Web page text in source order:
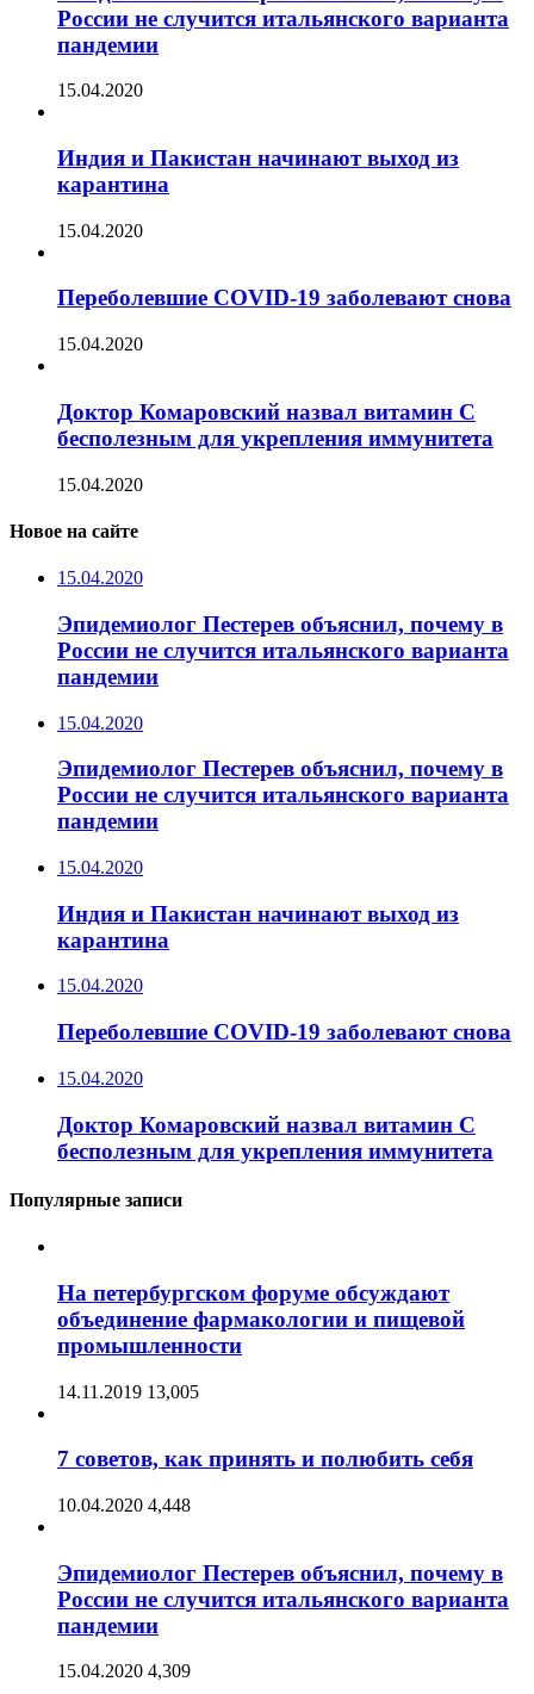
России не случится итальянского варианта
пандемии
15.04.2020
Индия и Пакистан начинают выход из
карантина
15.04.2020
Переболевшие COVID-19 заболевают снова
15.04.2020
Доктор Комаровский назвал витамин C
бесполезным для укрепления иммунитета
15.04.2020
Новое на сайте
15.04.2020
Эпидемиолог Пестерев объяснил, почему в
России не случится итальянского варианта
пандемии
15.04.2020
Эпидемиолог Пестерев объяснил, почему в
России не случится итальянского варианта
пандемии
15.04.2020
Индия и Пакистан начинают выход из
карантина
15.04.2020
Переболевшие COVID-19 заболевают снова
15.04.2020
Доктор Комаровский назвал витамин C
бесполезным для укрепления иммунитета
Популярные записи
На петербургском форуме обсуждают
объединение фармакологии и пищевой
промышленности
14.11.2019 13,005
7 советов, как принять и полюбить себя
10.04.2020 4,448
Эпидемиолог Пестерев объяснил, почему в
России не случится итальянского варианта
пандемии
15.04.2020 4,309